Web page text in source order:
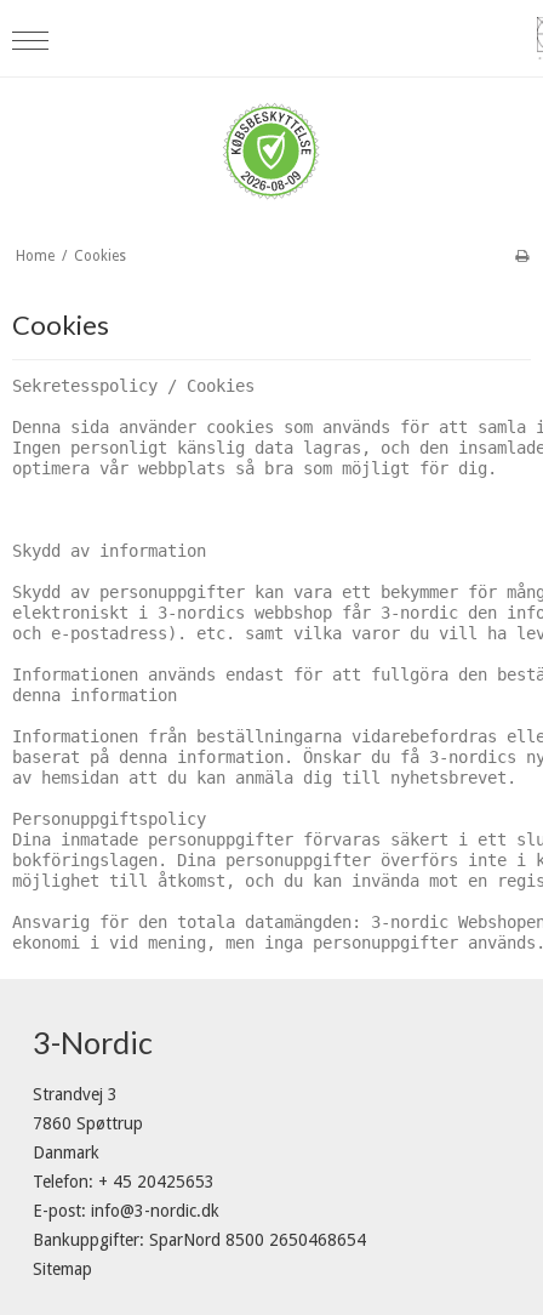
Home / Cookies
Cookies
Sekretesspolicy / Cookies
Denna sida använder cookies som används för att
Ingen personligt känslig data lagras, och den
optimera vår webbplats så bra som möjligt för dig.
Skydd av information
Skydd av personuppgifter kan vara ett bekymmer för
elektroniskt i 3-nordics webbshop får 3-nordic den
och e-postadress). etc. samt vilka varor du vill ha
Informationen används endast för att fullgöra den
denna information
Informationen från beställningarna vidarebefordras
baserat på denna information. Önskar du få 3-
av hemsidan att du kan anmäla dig till nyhetsbrevet.
Personuppgiftspolicy
Dina inmatade personuppgifter förvaras säkert i
bokföringslagen. Dina personuppgifter överförs inte
möjlighet till åtkomst, och du kan invända mot en
Ansvarig för den totala datamängden: 3-nordic
3-Nordic
Strandvej 3
7860 Spøttrup
Danmark
Telefon: + 45 20425653
E-post: info@3-nordic.dk
Bankuppgifter: SparNord 8500 2650468654
Sitemap